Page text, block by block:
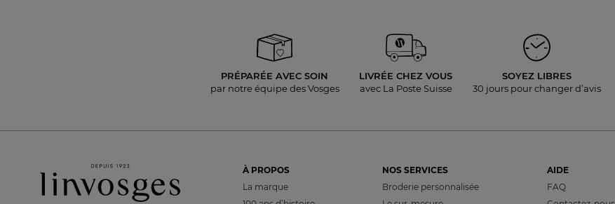
PRÉPARÉE AVEC SOIN
par notre équipe des Vosges
LIVRÉE CHEZ VOUS
avec La Poste Suisse
SOYEZ LIBRES
30 jours pourchanger d’avis
À PROPOS
La marque
NOS SERVICES
Broderie personnalisée
AIDE
FAQ